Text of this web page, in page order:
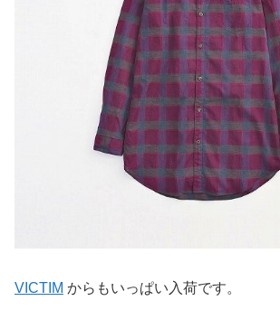
VICTIM からもいっぱい入荷です。